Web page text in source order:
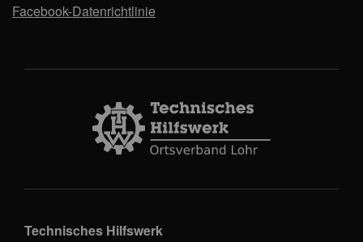
Facebook-Datenrichtlinie
Technisches Hilfswerk